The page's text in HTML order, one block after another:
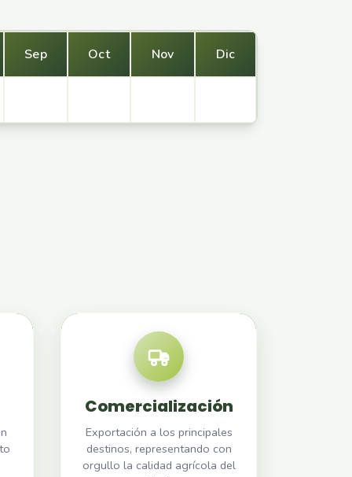
Sep Oct Nov Dic
Comercialización
Exportación a los principales
destinos, representando con
orgullo la calidad agrícola del